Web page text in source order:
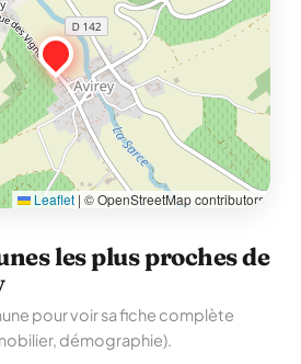
Leaflet | © OpenStreetMap contributors
les plus proches de
pour voir sa fiche complète
démographie).